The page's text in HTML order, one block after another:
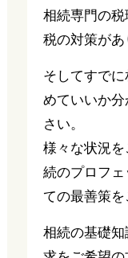
相続専門の
税の対策があ
そしてすで
めていいか
さい。
様々な状況
続のプロフ
ての最善策を
相続の基礎